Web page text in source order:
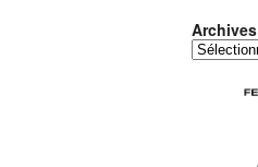
Archives